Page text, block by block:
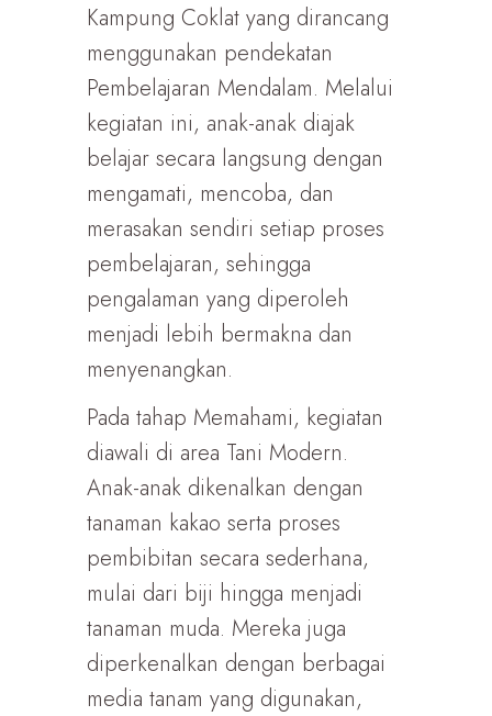
Kampung Coklat yang dirancang
menggunakan pendekatan
Pembelajaran Mendalam. Melalui
kegiatan ini, anak-anak diajak
belajar secara langsung dengan
mengamati, mencoba, dan
merasakan sendiri setiap proses
pembelajaran, sehingga
pengalaman yang diperoleh
menjadi lebih bermakna dan
menyenangkan.
Pada tahap Memahami, kegiatan
diawali di area Tani Modern.
Anak-anak dikenalkan dengan
tanaman kakao serta proses
pembibitan secara sederhana,
mulai dari biji hingga menjadi
tanaman muda. Mereka juga
diperkenalkan dengan berbagai
media tanam yang digunakan,